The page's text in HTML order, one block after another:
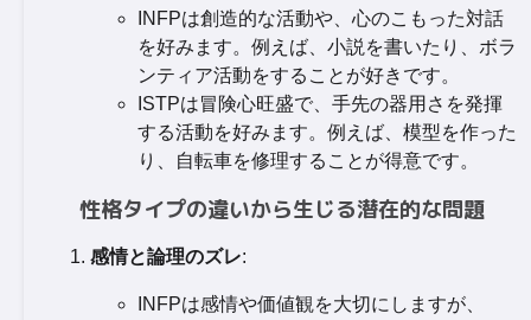
INFPは創造的な活動や、心のこもった対話
を好みます。例えば、小説を書いたり、ボラ
ンティア活動をすることが好きです。
ISTPは冒険心旺盛で、手先の器用さを発揮
する活動を好みます。例えば、模型を作った
り、自転車を修理することが得意です。
性格タイプの違いから生じる潜在的な問題
感情と論理のズレ:
INFPは感情や価値観を大切にしますが、